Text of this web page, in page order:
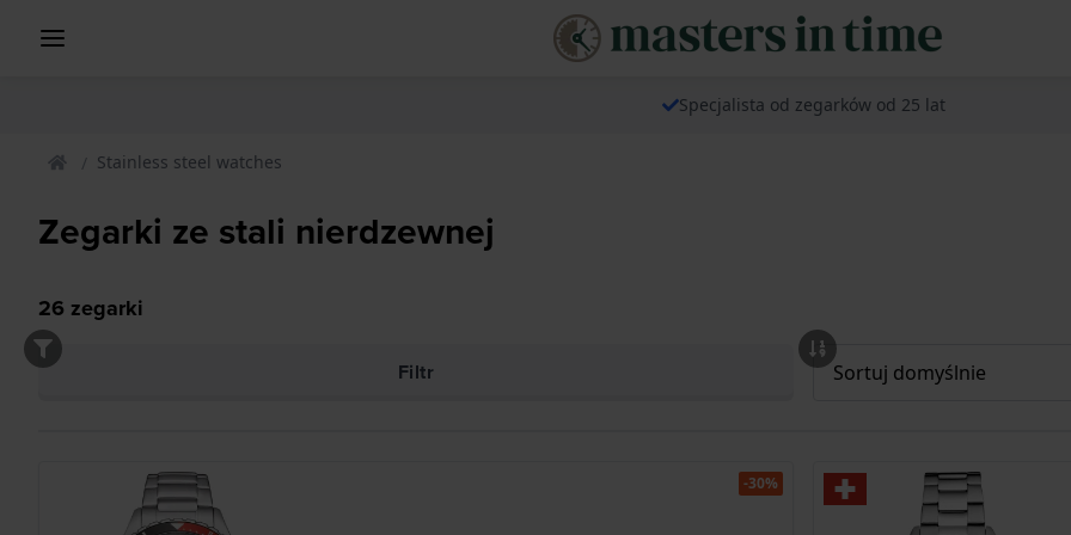
Specjalista od zegarków od 25 lat
Stainless steel watches
Zegarki ze stali nierdzewnej
26 zegarki
Filtr
-30%